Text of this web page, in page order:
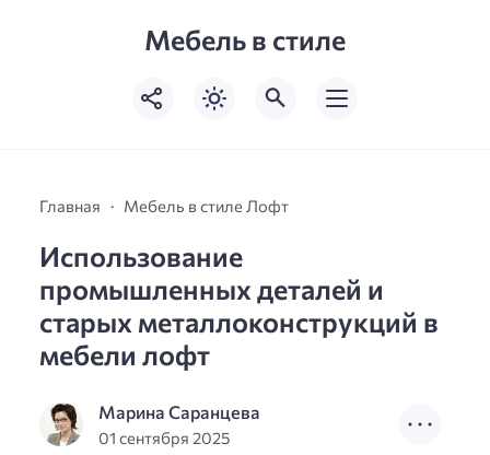
Мебель в стиле
Главная Мебель в стиле Лофт
Использование
промышленных деталей и
старых металлоконструкций в
мебели лофт
Марина Саранцева
01 сентября 2025